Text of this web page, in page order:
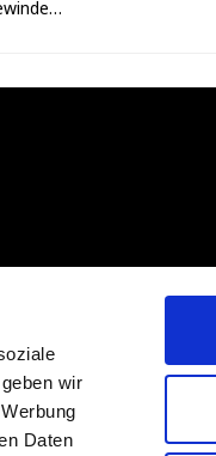
wir
Daten
Steckverbinder mit UNS-Innengewinde 3/8 tube x 7/16-24 UNS